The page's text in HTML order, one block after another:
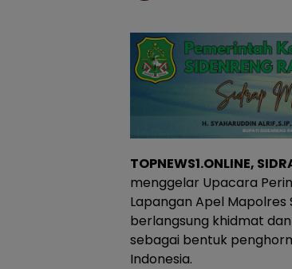
TOPNEWS1.ONLINE,
menggelar Upacara
Lapangan Apel Mapolres
berlangsung khidmat
sebagai bentuk
Indonesia.